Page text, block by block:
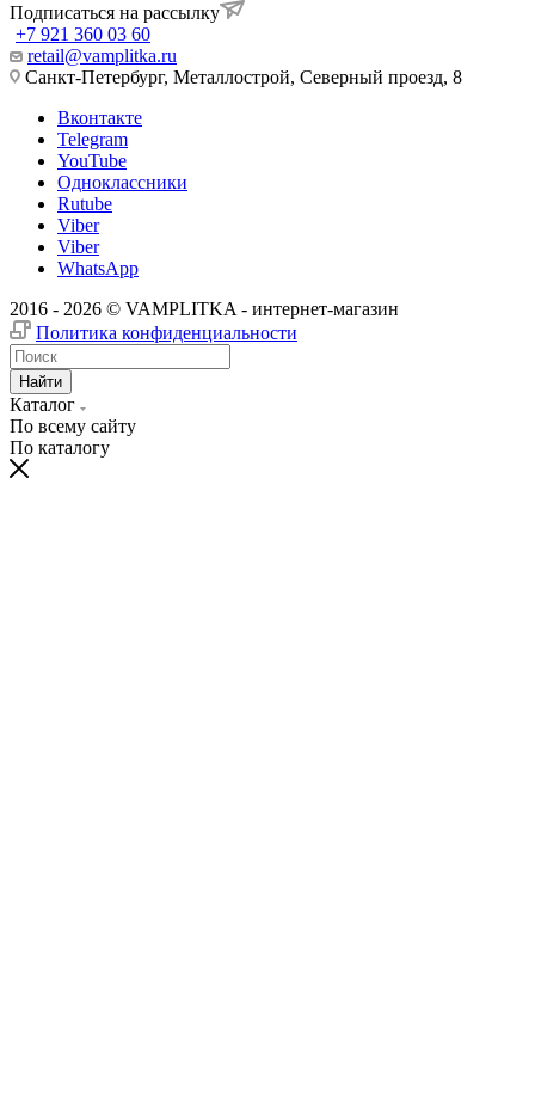
Подписаться на рассылку
+7 921 360 03 60
retail@vamplitka.ru
Санкт-Петербург, Металлострой, Северный проезд, 8
Вконтакте
Telegram
YouTube
Одноклассники
Rutube
Viber
Viber
WhatsApp
2016 - 2026 © VAMPLITKA - интернет-магазин
Политика конфиденциальности
Найти
Каталог
По всему сайту
По каталогу